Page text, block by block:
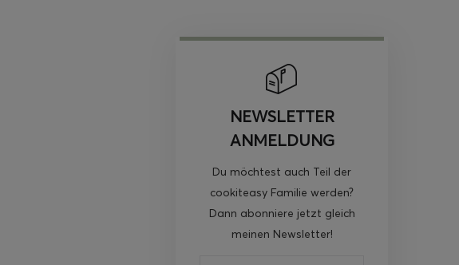
NEWSLETTER
ANMELDUNG
Du möchtest auch Teil der
cookiteasy Familie werden?
Dann abonniere jetzt gleich
meinen Newsletter!